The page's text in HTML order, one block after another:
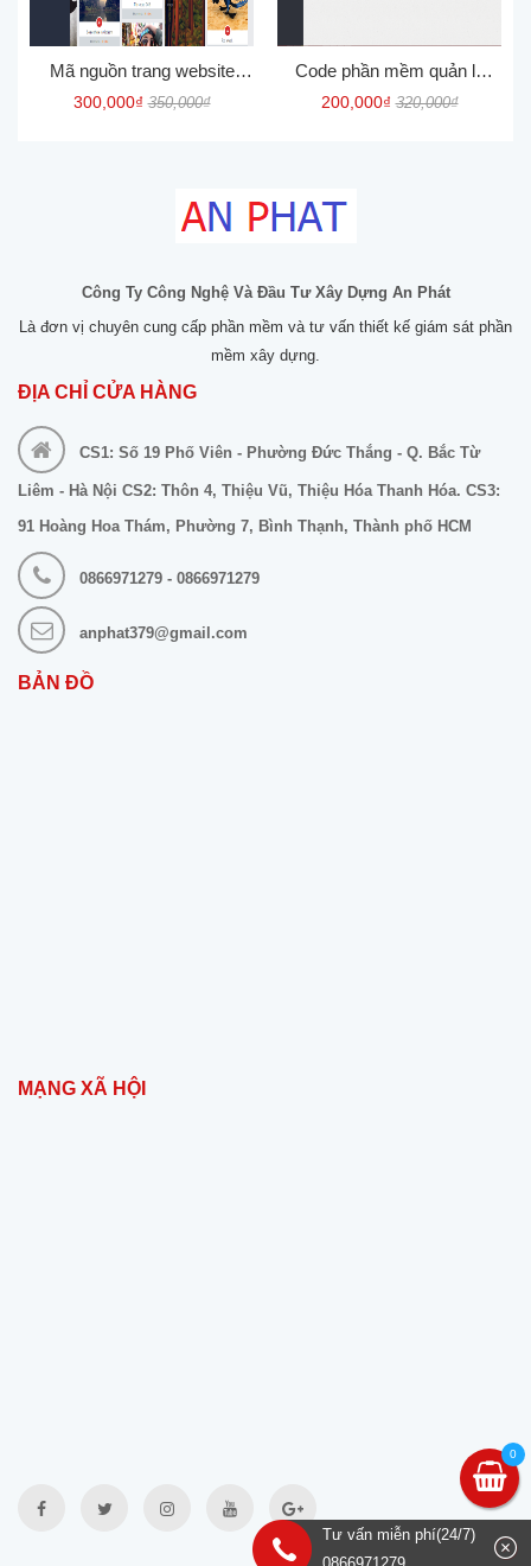
Mã nguồn trang website
Video, tin tức, tải lên và chia
300,000₫ 350,000₫
Code phần mềm quản lý
khách sạn - Full Hotel
200,000₫ 320,000₫
Công Ty Công Nghệ Và Đầu Tư Xây Dựng An Phát
Là đơn vị chuyên cung cấp phần mềm và tư vấn thiết kế giám sát phần
mềm xây dựng.
ĐỊA CHỈ CỬA HÀNG
CS1: Số 19 Phố Viên - Phường Đức Thắng - Q. Bắc Từ
Liêm - Hà Nội CS2: Thôn 4, Thiệu Vũ, Thiệu Hóa Thanh Hóa. CS3:
91 Hoàng Hoa Thám, Phường 7, Bình Thạnh, Thành phố HCM
0866971279 - 0866971279
anphat379@gmail.com
BẢN ĐỒ
MẠNG XÃ HỘI
0
Tư vấn miễn phí(24/7)